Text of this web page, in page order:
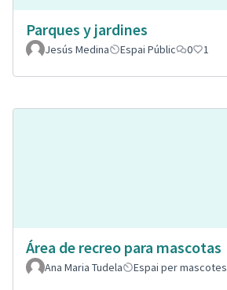
Parques y jardines
Jesús Medina
Espai Públic 0 1
Área de recreo para mascotas
Ana Maria Tudela
Espai per mascotes